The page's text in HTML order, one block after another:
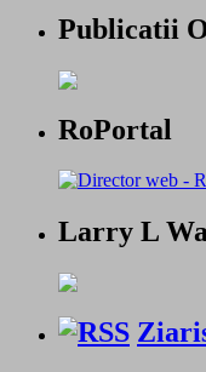
Publicatii
RoPortal
Larry L